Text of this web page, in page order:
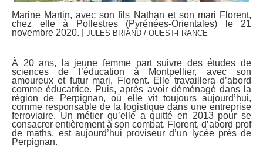
Marine Martin, avec son fils Nathan et son mari Florent,
chez elle à Pollestres (Pyrénées-Orientales) le 21
novembre 2020. |
JULES BRIAND / OUEST-FRANCE
À 20 ans, la jeune femme part suivre des études de
sciences de l’éducation à Montpellier, avec son
amoureux et futur mari, Florent. Elle travaillera d’abord
comme éducatrice. Puis, après avoir déménagé dans la
région de Perpignan, où elle vit toujours aujourd’hui,
comme responsable de la logistique dans une entreprise
ferroviaire. Un métier qu’elle a quitté en 2013 pour se
consacrer entièrement à son combat. Florent, d’abord prof
de maths, est aujourd’hui proviseur d’un lycée près de
Perpignan.